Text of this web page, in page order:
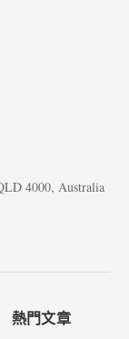
4000, Australia
熱門文章